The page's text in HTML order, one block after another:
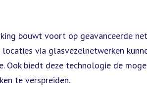
bouwt voort op geavanceerde
via glasvezelnetwerken
Ook biedt deze technologie de
te verspreiden.